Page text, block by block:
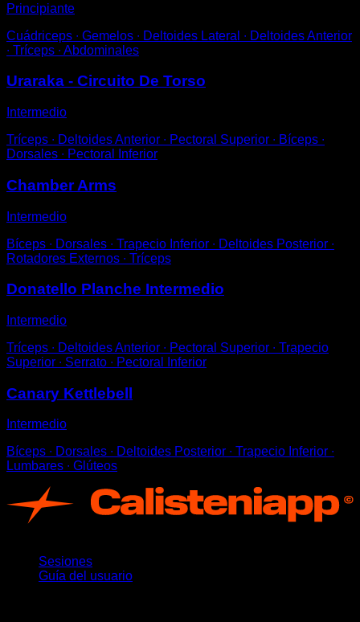
Principiante
Cuádriceps ∙ Gemelos ∙ Deltoides Lateral ∙ Deltoides Anterior
∙ Tríceps ∙ Abdominales
Uraraka - Circuito De Torso
Intermedio
Tríceps ∙ Deltoides Anterior ∙ Pectoral Superior ∙ Bíceps ∙
Dorsales ∙ Pectoral Inferior
Chamber Arms
Intermedio
Bíceps ∙ Dorsales ∙ Trapecio Inferior ∙ Deltoides Posterior ∙
Rotadores Externos ∙ Tríceps
Donatello Planche Intermedio
Intermedio
Tríceps ∙ Deltoides Anterior ∙ Pectoral Superior ∙ Trapecio
Superior ∙ Serrato ∙ Pectoral Inferior
Canary Kettlebell
Intermedio
Bíceps ∙ Dorsales ∙ Deltoides Posterior ∙ Trapecio Inferior ∙
Lumbares ∙ Glúteos
Sesiones
Guía del usuario